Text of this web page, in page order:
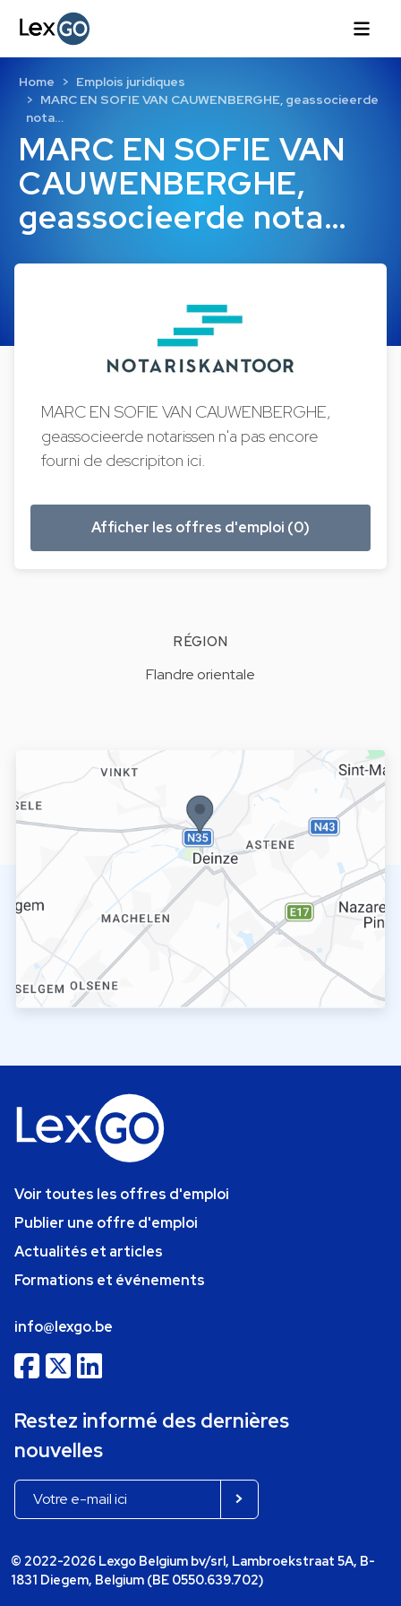
MARC EN SOFIE VAN
CAUWENBERGHE,
geassocieerde nota…
Home
Emplois juridiques
MARC EN SOFIE VAN CAUWENBERGHE, geassocieerde
nota…
MARC EN SOFIE VAN CAUWENBERGHE,
geassocieerde notarissen n'a pas encore
fourni de descripiton ici.
Afficher les offres d'emploi (0)
RÉGION
Flandre orientale
Voir toutes les offres d'emploi
Publier une offre d'emploi
Actualités et articles
Formations et événements
info@lexgo.be
Restez informé des dernières
nouvelles
© 2022-2026 Lexgo Belgium bv/srl, Lambroekstraat 5A, B-
1831 Diegem, Belgium (BE 0550.639.702)